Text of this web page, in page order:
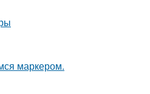
маркером.